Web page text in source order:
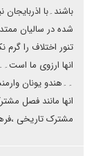
باشند۔با
شده در سالیان
تنور اختلاف را
انها ارزوی ما
۔۔هندو یونان
انها مانند فصل
مشترک تاریخی